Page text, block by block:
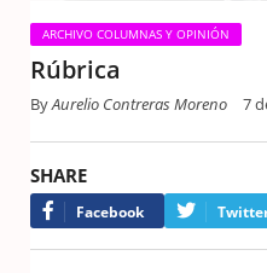
ARCHIVO COLUMNAS Y OPINIÓN
Rúbrica
ByAurelio Contreras Moreno 7
SHARE
Facebook